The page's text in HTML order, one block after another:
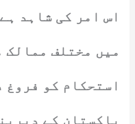
اس امر کی شاہد
میں مختلف ممالک
استحکام کو فروغ
پاکستان کے